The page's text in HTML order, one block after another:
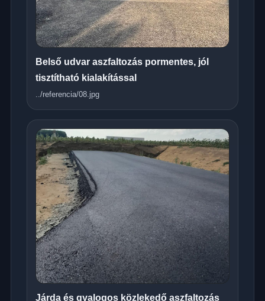
Belső udvar aszfaltozás pormentes, jól
tisztítható kialakítással
../referencia/08.jpg
Járda és gyalogos közlekedő aszfaltozás